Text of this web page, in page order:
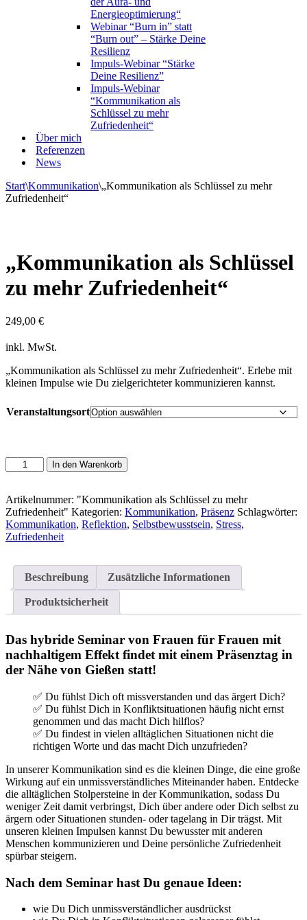
Energieoptimierung“
Webinar “Burn in” statt
“Burn out” – Stärke Deine
Resilienz
Impuls-Webinar “Stärke
Deine Resilienz”
Impuls-Webinar
“Kommunikation als
Schlüssel zu mehr
Zufriedenheit“
Über mich
Referenzen
News
Start\Kommunikation\„Kommunikation als Schlüssel zu mehr
Zufriedenheit“
„Kommunikation als Schlüssel
zu mehr Zufriedenheit“
249,00 €
inkl. MwSt.
„Kommunikation als Schlüssel zu mehr Zufriedenheit“. Erlebe mit
kleinen Impulse wie Du zielgerichteter kommunizieren kannst.
Veranstaltungsort
"Kommunikation
als
zu
mehr
Zufriedenheit"
Menge
In den Warenkorb
Artikelnummer: "Kommunikation als Schlüssel zu mehr
Zufriedenheit" Kategorien: Kommunikation, Präsenz Schlagwörter:
Kommunikation, Reflektion, Selbstbewusstsein, Stress,
Zufriedenheit
Beschreibung Zusätzliche Informationen
Produktsicherheit
Das hybride Seminar von Frauen für Frauen mit
nachhaltigem Effekt findet mit einem Präsenztag in
der Nähe von Gießen statt!
✅️ Du fühlst Dich oft missverstanden und das ärgert Dich?
✅️ Du fühlst Dich in Konfliktsituationen häufig nicht ernst
genommen und das macht Dich hilflos?
✅️ Du findest in vielen alltäglichen Situationen nicht die
richtigen Worte und das macht Dich unzufrieden?
In unserer Kommunikation sind es die kleinen Dinge, die eine große
Wirkung auf ein unmissverständliches Miteinander haben. Entdecke
die alltäglichen Stolpersteine in der Kommunikation, sodass Du
weniger Zeit damit verbringst, Dich über andere oder Dich selbst zu
ärgern oder Situationen stunden- oder tagelang in Dir trägst. Mit
unseren kleinen Impulsen kannst Du bewusster mit anderen
Menschen kommunizieren und Deine persönliche Zufriedenheit
spürbar steigern.
Nach dem Seminar hast Du genaue Ideen:
wie Du Dich unmissverständlicher ausdrückst